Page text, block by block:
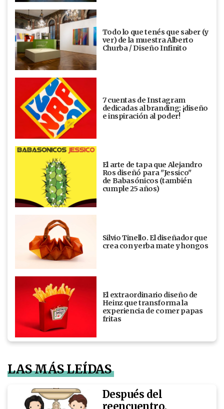
Todo lo que tenés que saber (y
ver) de la muestra Alberto
Churba / Diseño Infinito
7 cuentas de Instagram
dedicadas al branding: ¡diseño
e inspiración al poder!
El arte de tapa que Alejandro
Ros diseñó para "Jessico"
de Babasónicos (también
cumple 25 años)
Silvio Tinello. El diseñador que
crea con yerba mate y hongos
El extraordinario diseño de
Heinz que transforma la
experiencia de comer papas
fritas
LAS MÁS LEÍDAS
Después del
reencuentro,